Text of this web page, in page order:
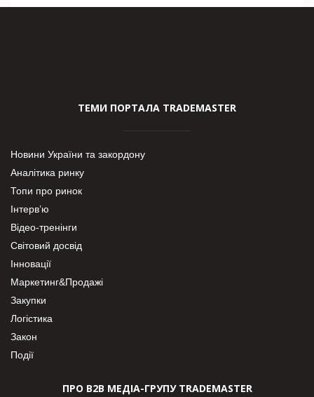
ТЕМИ ПОРТАЛА TRADEMASTER
Новини України та закордону
Аналітика ринку
Топи про ринок
Інтерв’ю
Відео-тренінги
Світовий досвід
Інновації
Маркетинг&Продажі
Закупки
Логістика
Закон
Події
ПРО В2В МЕДІА-ГРУПУ TRADEMASTER